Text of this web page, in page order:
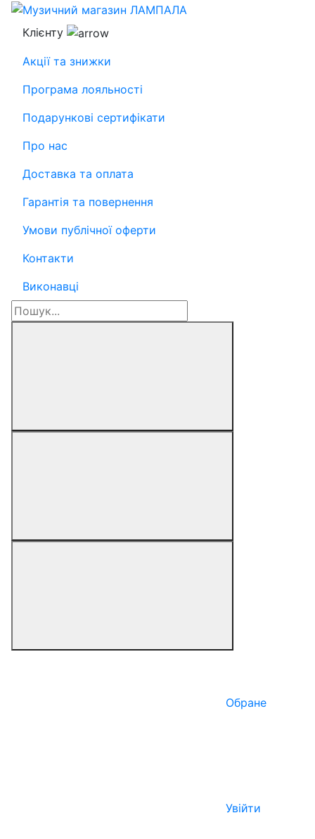
Клієнту
Акції та знижки
Програма лояльності
Подарункові сертифікати
Про нас
Доставка та оплата
Гарантія та повернення
Умови публічної оферти
Контакти
Виконавці
Обране
Увійти